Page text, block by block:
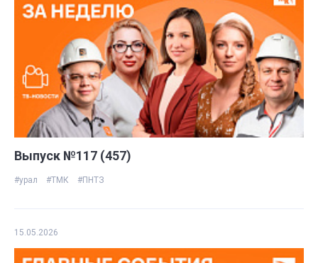
Выпуск №117 (457)
#урал #ТМК #ПНТЗ
15.05.2026